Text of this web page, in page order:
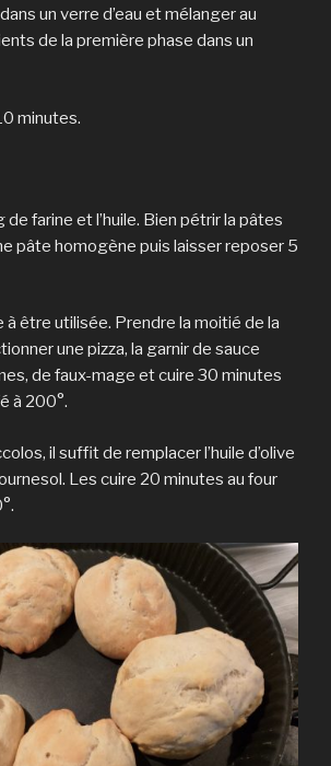
un verre d’eau et mélanger au
de la première phase dans un
minutes.
farine et l’huile. Bien pétrir la pâtes
pâte homogène puis laisser reposer 5
être utilisée. Prendre la moitié de la
une pizza, la garnir de sauce
de faux-mage et cuire 30 minutes
à 200°.
il suffit de remplacer l’huile d’olive
Les cuire 20 minutes au four